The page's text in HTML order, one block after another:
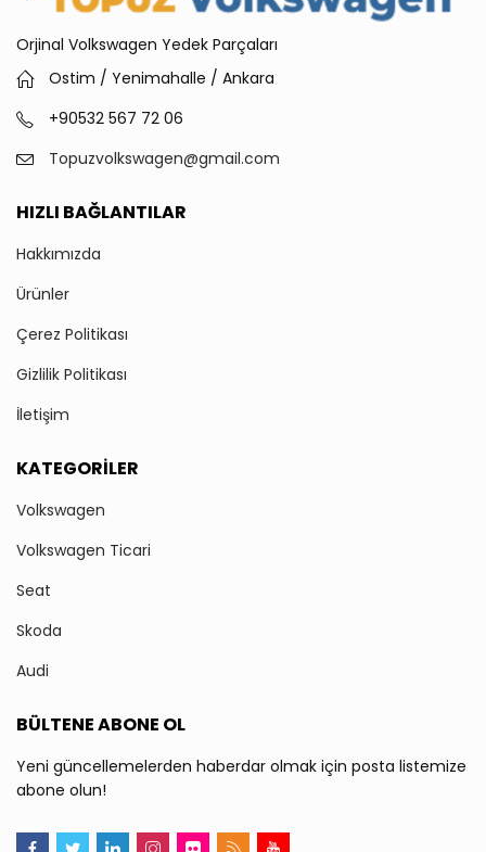
Orjinal Volkswagen Yedek Parçaları
Ostim / Yenimahalle / Ankara
+90532 567 72 06
Topuzvolkswagen@gmail.com
HIZLI BAĞLANTILAR
Hakkımızda
Ürünler
Çerez Politikası
Gizlilik Politikası
İletişim
KATEGORILER
Volkswagen
Volkswagen Ticari
Seat
Skoda
Audi
BÜLTENE ABONE OL
Yeni güncellemelerden haberdar olmak için posta listemize
abone olun!